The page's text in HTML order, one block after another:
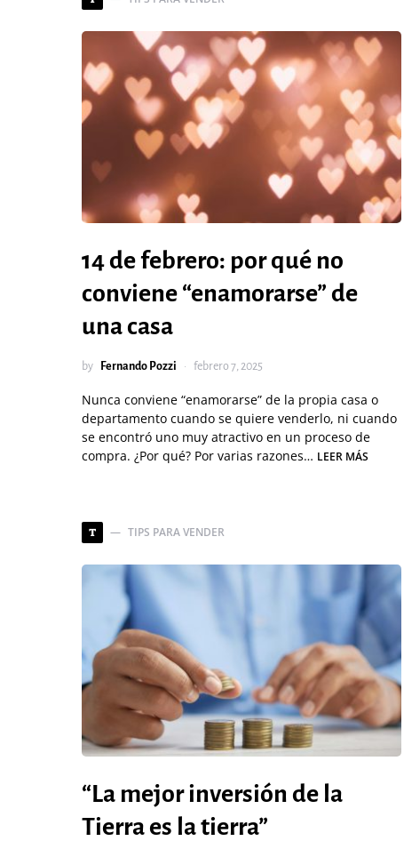
14 de febrero: por qué no
conviene “enamorarse” de
una casa
by Fernando Pozzi febrero 7, 2025
Nunca conviene “enamorarse” de la propia casa o
departamento cuando se quiere venderlo, ni cuando
se encontró uno muy atractivo en un proceso de
compra. ¿Por qué? Por varias razones… LEER MÁS
T TIPS PARA VENDER
“La mejor inversión de la
Tierra es la tierra”